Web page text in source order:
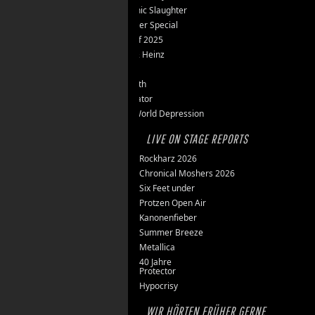
Teutonic Slaughter
Silvester Special
Best of 2025
Inge & Heinz
Stillbirth
Knorkator
New World Depression
LIVE ON STAGE REPORTS
Rockharz 2026
Chronical Moshers 2026
Six Feet under
Protzen Open Air
Kanonenfieber
Summer Breeze
Metallica
40 Jahre
Protector
Hypocrisy
WIR HÖRTEN FRÜHER GERNE